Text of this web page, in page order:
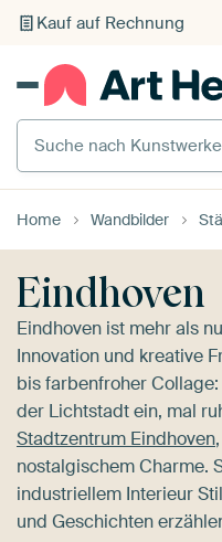
Individueller Druck auf
Suche nach Kunstwerken
Home Wandbilder
Eindhoven
Eindhoven ist mehr als
Innovation und kreative
bis farbenfroher
der Lichtstadt ein, mal
Stadtzentrum Eindhoven
nostalgischem Charme.
industriellem Interieur
und Geschichten